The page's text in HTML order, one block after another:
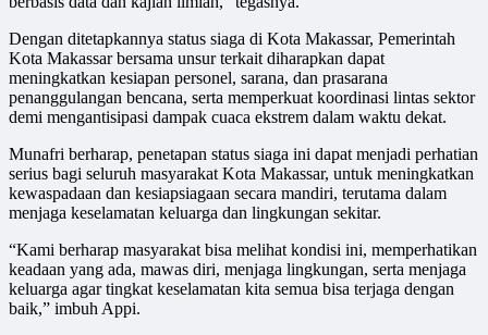
Dengan ditetapkannya status siaga di Kota Makassar, Pemerintah
Kota Makassar bersama unsur terkait diharapkan dapat
meningkatkan kesiapan personel, sarana, dan prasarana
penanggulangan bencana, serta memperkuat koordinasi lintas sektor
demi mengantisipasi dampak cuaca ekstrem dalam waktu dekat.
Munafri berharap, penetapan status siaga ini dapat menjadi perhatian
serius bagi seluruh masyarakat Kota Makassar, untuk meningkatkan
kewaspadaan dan kesiapsiagaan secara mandiri, terutama dalam
menjaga keselamatan keluarga dan lingkungan sekitar.
“Kami berharap masyarakat bisa melihat kondisi ini, memperhatikan
keadaan yang ada, mawas diri, menjaga lingkungan, serta menjaga
keluarga agar tingkat keselamatan kita semua bisa terjaga dengan
baik,” imbuh Appi.